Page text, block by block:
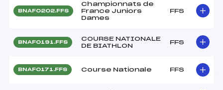
BNAF0202.FFS
Championnats de
France Juniors
Dames
FFS
BNAF0191.FFS
COURSE NATIONALE
DE BIATHLON
FFS
BNAF0171.FFS Course Nationale FFS